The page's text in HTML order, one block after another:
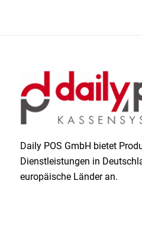
Daily POS GmbH bietet
Dienstleistungen in
europäische Länder an.